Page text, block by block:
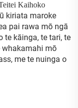
Kaihoko
kiriata maroke
pai rawa mō ngā
te kāinga, te tari, te
whakamahi mō
me te nuinga o